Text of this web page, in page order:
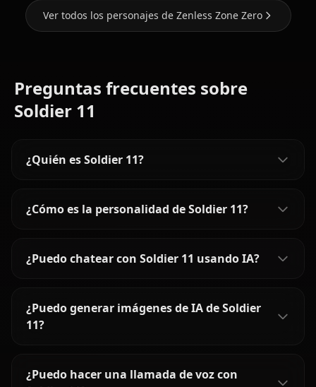
Ver todos los personajes de Zenless Zone Zero
Preguntas frecuentes sobre
Soldier 11
¿Quién es Soldier 11?
¿Cómo es la personalidad de Soldier 11?
¿Puedo chatear con Soldier 11 usando IA?
¿Puedo generar imágenes de IA de Soldier
11?
¿Puedo hacer una llamada de voz con